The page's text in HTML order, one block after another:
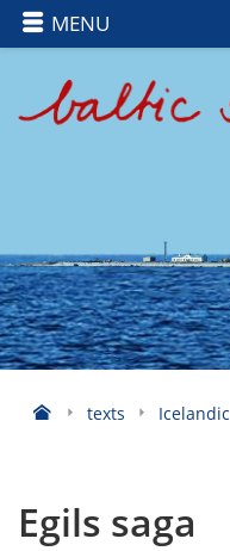
MENU
texts Icelandic
Egils saga